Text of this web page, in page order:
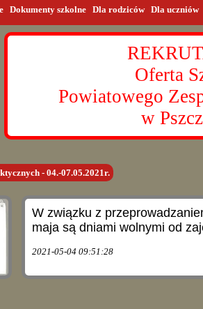
Dokumenty szkolne Dla rodziców Dla uczniów
Oferta
Powiatowego
w
- 04.-07.05.2021r.
W związku z
maja są dniami wolnymi od
2021-05-04 09:51:28